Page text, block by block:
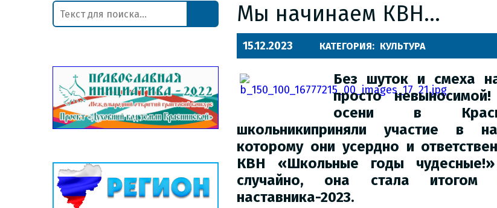
Мы начинаем КВН…
15.12.2023 КАТЕГОРИЯ: КУЛЬТУРА
Без шуток и смеха
просто невыносимой!
осени в
школьникиприняли участие в
которому они усердно и
КВН «Школьные годы
случайно, она стала итогом
наставника-2023.